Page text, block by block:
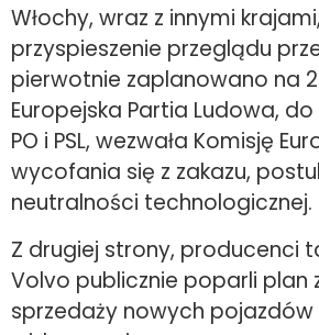
Włochy, wraz z innymi
przyspieszenie przeglądu
pierwotnie zaplanowano na
Europejska Partia Ludowa,
PO i PSL, wezwała Komisję
wycofania się z zakazu,
neutralności technologicznej.
Z drugiej strony, producenci
Volvo publicznie poparli plan
sprzedaży nowych